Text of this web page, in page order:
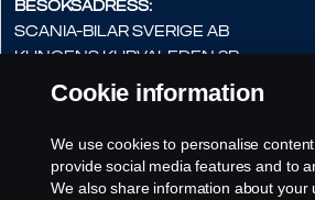
Besöksadress:
Scania-Bilar Sverige AB
Kungens Kurvaleden 3B
141 75 Kungens Kurva
pabyggarsupport.scaniasverige
@scania.com
Cookie information
We use cookies to personalise
provide social media features and to
We also share information about your